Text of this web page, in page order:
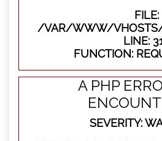
FILE:
/VAR/WWW/VHOSTS/
LINE:
FUNCTION:
A PHP
SEVERITY: